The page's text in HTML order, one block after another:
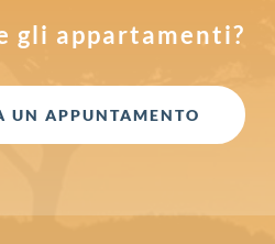
gli appartamenti?
UN APPUNTAMENTO